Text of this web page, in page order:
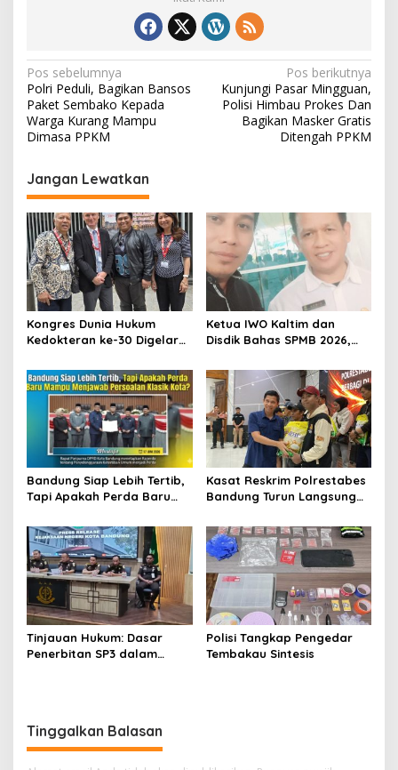
N
a
v
i
g
a
s
i
p
o
s
Pos sebelumnya
Polri Peduli, Bagikan Bansos
Paket Sembako Kepada
Warga Kurang Mampu
Dimasa PPKM
Pos berikutnya
Kunjungi Pasar Mingguan,
Polisi Himbau Prokes Dan
Bagikan Masker Gratis
Ditengah PPKM
Jangan Lewatkan
Kongres Dunia Hukum
Kedokteran ke-30 Digelar
Inovasi, dan Tantangan
Global Kesehatan
Ketua IWO Kaltim dan
Disdik Bahas SPMB 2026,
Transparansi dan Keadilan
bagi Calon Murid
Bandung Siap Lebih Tertib,
Tapi Apakah Perda Baru
Persoalan Klasik Kota?
Kasat Reskrim Polrestabes
Bandung Turun Langsung
Tinjauan Hukum: Dasar
Penerbitan SP3 dalam
Polisi Tangkap Pengedar
Tembakau Sintesis
Tinggalkan Balasan